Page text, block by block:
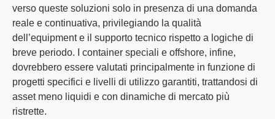
verso queste soluzioni solo in presenza di una domanda
reale e continuativa, privilegiando la qualità
dell’equipment e il supporto tecnico rispetto a logiche di
breve periodo. I container speciali e offshore, infine,
dovrebbero essere valutati principalmente in funzione di
progetti specifici e livelli di utilizzo garantiti, trattandosi di
asset meno liquidi e con dinamiche di mercato più
ristrette.